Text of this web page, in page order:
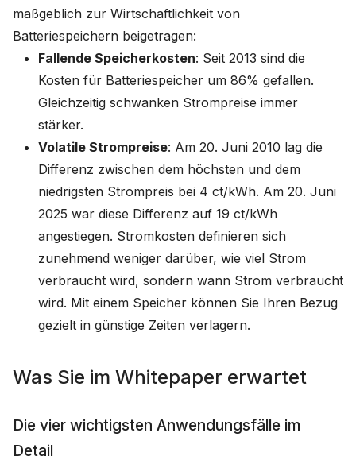
maßgeblich zur Wirtschaftlichkeit von
Batteriespeichern beigetragen:
Fallende Speicherkosten: Seit 2013 sind die
Kosten für Batteriespeicher um 86% gefallen.
Gleichzeitig schwanken Strompreise immer
stärker.
Volatile Strompreise: Am 20. Juni 2010 lag die
Differenz zwischen dem höchsten und dem
niedrigsten Strompreis bei 4 ct/kWh. Am 20. Juni
2025 war diese Differenz auf 19 ct/kWh
angestiegen. Stromkosten definieren sich
zunehmend weniger darüber, wie viel Strom
verbraucht wird, sondern wann Strom verbraucht
wird. Mit einem Speicher können Sie Ihren Bezug
gezielt in günstige Zeiten verlagern.
Was Sie im Whitepaper erwartet
Die vier wichtigsten Anwendungsfälle im
Detail